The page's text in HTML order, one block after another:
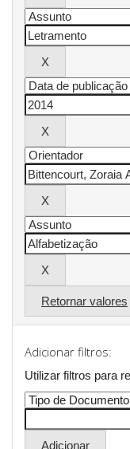
Retornar valores
Adicionar filtros:
Utilizar filtros para